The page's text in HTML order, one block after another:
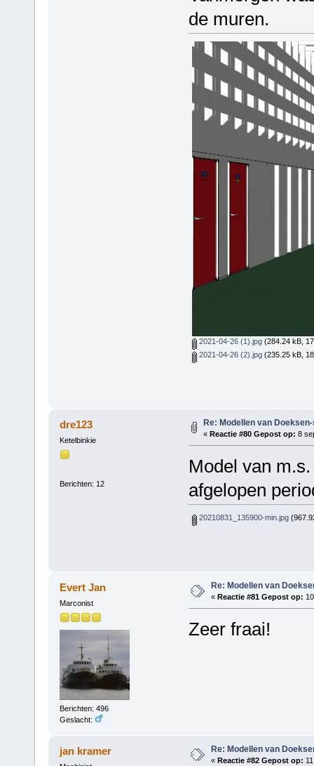
de muren.
2021-04-26 (1).jpg(284.24 kB,
2021-04-26 (2).jpg(235.25 kB,
dre123
Ketelbinkie
Berichten: 12
Re: Modellen van
« Reactie #80 Gepost op: 8
Model van
afgelopen
20210831_135900-min.jpg
Evert Jan
Marconist
Berichten: 496
Geslacht:
Re: Modellen van
« Reactie #81 Gepost op:
Zeer fraai!
jan kramer Re: Modellen van
« Reactie #82 Gepost op: